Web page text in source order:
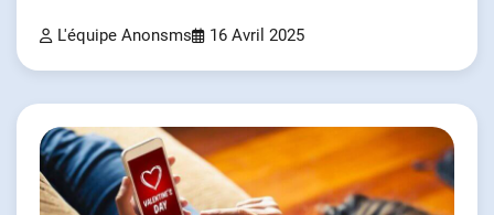
L'équipe Anonsms 16 Avril 2025